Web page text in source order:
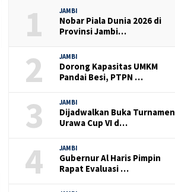
1 JAMBI
Nobar Piala Dunia 2026 di
Provinsi Jambi…
2 JAMBI
Dorong Kapasitas UMKM
Pandai Besi, PTPN …
3 JAMBI
Dijadwalkan Buka Turnamen
Urawa Cup VI d…
4 JAMBI
Gubernur Al Haris Pimpin
Rapat Evaluasi …